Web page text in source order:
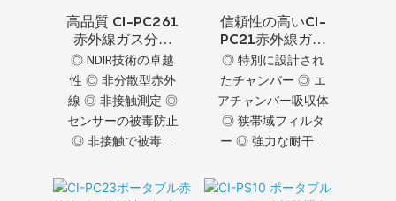
高品質 CI-PC261
赤外線ガス分析
装置
◎ NDIR技術の卓越
性 ◎ 非分散型赤外
線 ◎ 非接触測定 ◎
センサーの被毒防止
◎ 非接触で被毒な
信頼性の高いCI-
PC21赤外線ガス
分析装置
◎ 特別に設計され
たチャンバー ◎ エ
アチャンバー吸収体
◎ 狭帯域フィルタ
ー ◎ 強力な耐干渉